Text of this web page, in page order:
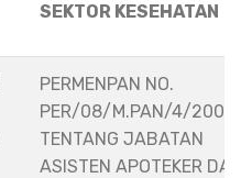
SEKTOR KESEHATAN
PERMENPAN NO.
PER/08/M.PAN/4/2008
TENTANG JABATAN
ASISTEN APOTEKER